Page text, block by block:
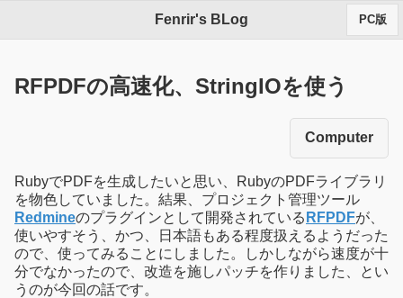
Fenrir's BLog PC版
RFPDFの高速化、StringIOを使う
Computer
RubyでPDFを生成したいと思い、RubyのPDFライブラリ
を物色していました。結果、プロジェクト管理ツール
Redmineのプラグインとして開発されている RFPDFが、
使いやすそう、かつ、日本語もある程度扱えるようだった
ので、使ってみることにしました。しかしながら速度が十
分でなかったので、改造を施しパッチを作りました、とい
うのが今回の話です。